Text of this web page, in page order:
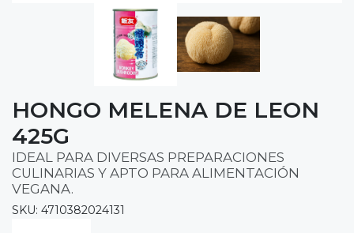
HONGO MELENA DE LEON
425G
IDEAL PARA DIVERSAS PREPARACIONES
CULINARIAS Y APTO PARA ALIMENTACIÓN
VEGANA.
SKU: 4710382024131